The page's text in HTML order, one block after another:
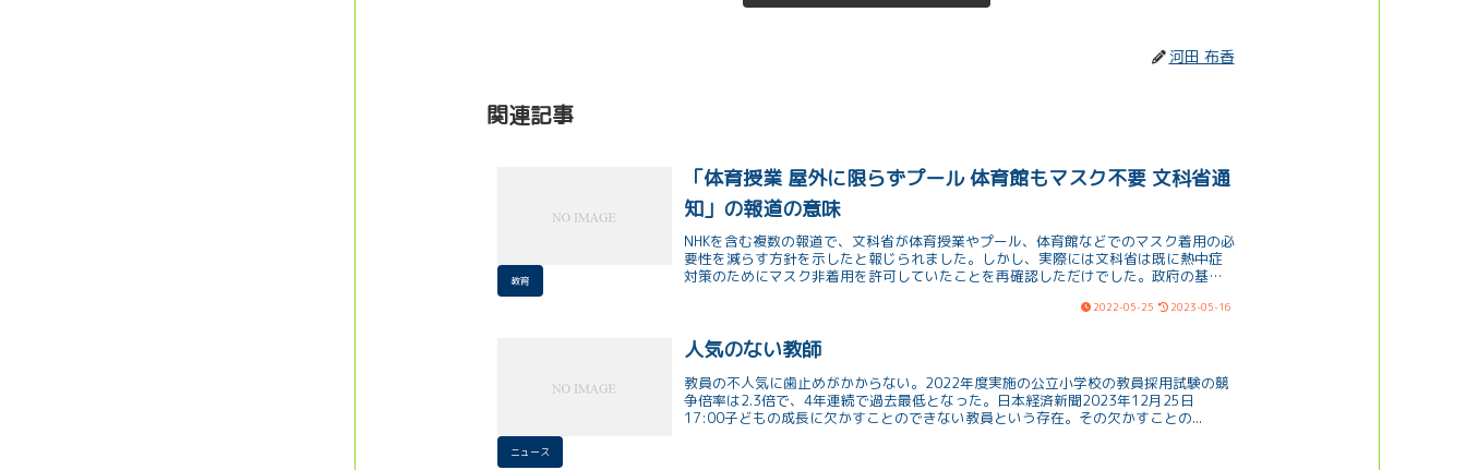
河田 布香
関連記事
教育
「体育授業 屋外に限らずプール 体育館もマスク不要 文科省通
知」の報道の意味
NHKを含む複数の報道で、文科省が体育授業やプール、体育館などでのマスク着用の必
要性を減らす方針を示したと報じられました。しかし、実際には文科省は既に熱中症
対策のためにマスク非着用を許可していたことを再確認しただけでした。政府の基本
針が示されています。しかし、これらのルールは複雑で混乱を招く可能性がありま
急に検討する必要があります。
2022-05-25 2023-05-16
ニュース
人気のない教師
教員の不人気に歯止めがかからない。2022年度実施の公立小学校の教員採用試験の競
争倍率は2.3倍で、4年連続で過去最低となった。日本経済新聞2023年12月25日
17:00子どもの成長に欠かすことのできない教員という存在。その欠かすことの...